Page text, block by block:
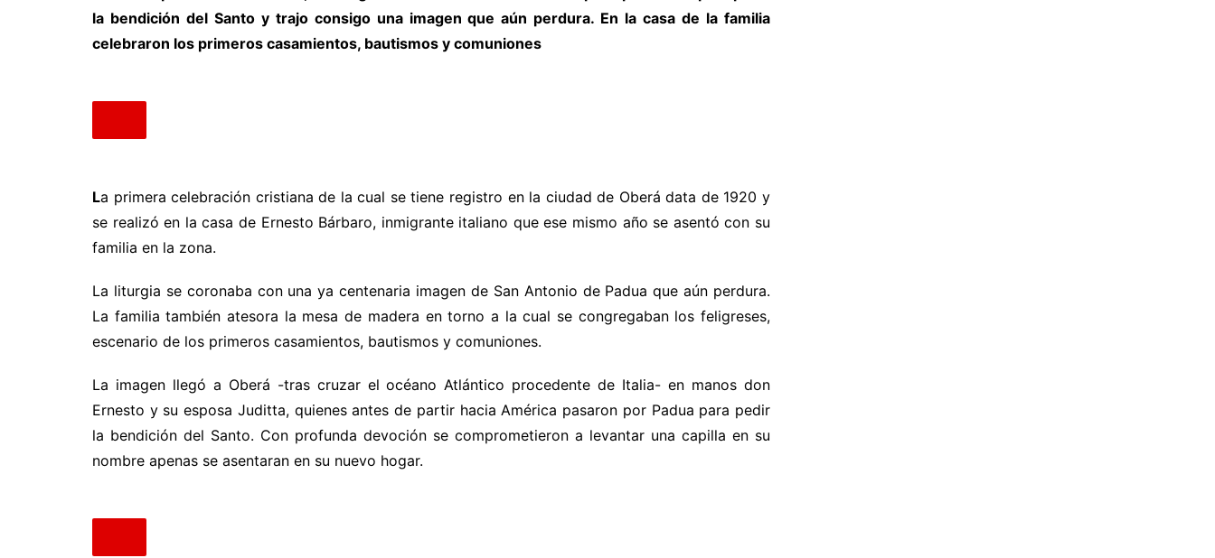
la bendición del Santo y trajo consigo una imagen que aún perdura. En la casa de la familia
celebraron los primeros casamientos, bautismos y comuniones
La primera celebración cristiana de la cual se tiene registro en la ciudad de Oberá data de 1920 y
se realizó en la casa de Ernesto Bárbaro, inmigrante italiano que ese mismo año se asentó con su
familia en la zona.
La liturgia se coronaba con una ya centenaria imagen de San Antonio de Padua que aún perdura.
La familia también atesora la mesa de madera en torno a la cual se congregaban los feligreses,
escenario de los primeros casamientos, bautismos y comuniones.
La imagen llegó a Oberá -tras cruzar el océano Atlántico procedente de Italia- en manos don
Ernesto y su esposa Juditta, quienes antes de partir hacia América pasaron por Padua para pedir
la bendición del Santo. Con profunda devoción se comprometieron a levantar una capilla en su
nombre apenas se asentaran en su nuevo hogar.